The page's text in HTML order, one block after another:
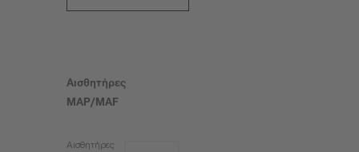
Αισθητήρες
MAP/MAF
Αισθητήρες